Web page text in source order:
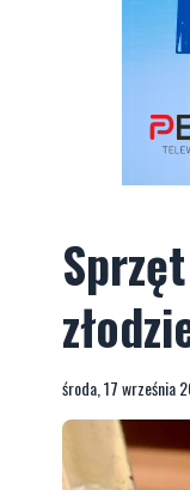
środa, 17 września